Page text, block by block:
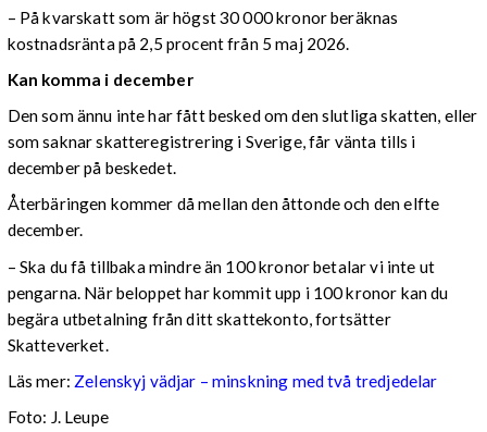
– På kvarskatt som är högst 30 000 kronor beräknas
kostnadsränta på 2,5 procent från 5 maj 2026.
Kan komma i december
Den som ännu inte har fått besked om den slutliga skatten, eller
som saknar skatteregistrering i Sverige, får vänta tills i
december på beskedet.
Återbäringen kommer då mellan den åttonde och den elfte
december.
– Ska du få tillbaka mindre än 100 kronor betalar vi inte ut
pengarna. När beloppet har kommit upp i 100 kronor kan du
begära utbetalning från ditt skattekonto, fortsätter
Skatteverket.
Läs mer: Zelenskyj vädjar – minskning med två tredjedelar
Foto: J. Leupe